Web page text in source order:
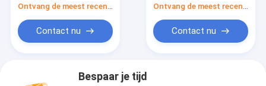
Ontvang de meest recente Prijs
Contact nu
Ontvang de meest recente Prijs
Contact nu
Bespaar je tijd